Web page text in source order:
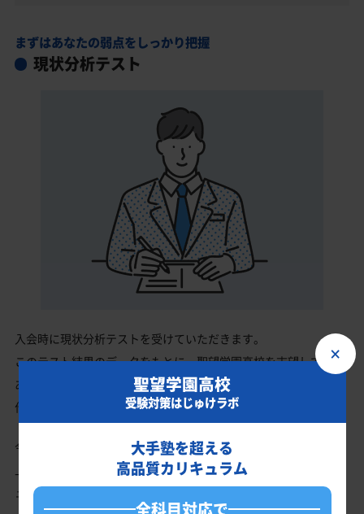
まずはあなたの弱点をしっかり把握
現状分析テスト
入会時に現状分析テストを受けていただきます。
このテスト結果のデータをもとに、聖望学園高校を志望している
あなたに英語・数学・国語・理科・社会の最適なカリキュラムを
作成します。
今の成績・偏差値から聖望学園高校の入試で確実に合格最低点以
上を取る、余裕を持って合格点を取るための勉強法、学習スケジ
ュールを明確にします。
×
聖望学園高校
受験対策はじゅけラボ
大手塾を超える
高品質カリキュラム
全科目対応で